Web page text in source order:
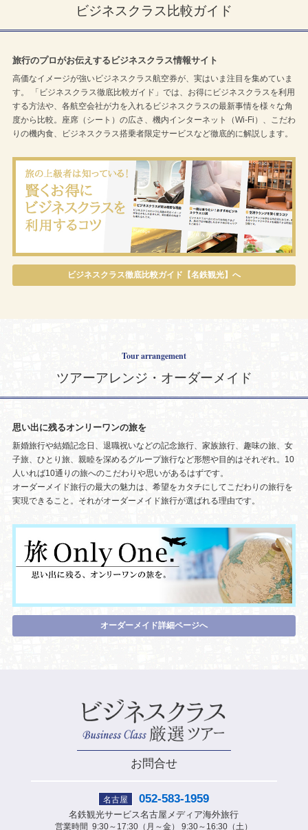
ビジネスクラス比較ガイド
旅行のプロがお伝えするビジネスクラス情報サイト
高価なイメージが強いビジネスクラス航空券が、実はいま注目を集めていま
す。 「ビジネスクラス徹底比較ガイド」では、お得にビジネスクラスを利用
する方法や、各航空会社が力を入れるビジネスクラスの最新事情を様々な角
度から比較。座席（シート）の広さ、機内インターネット（Wi-Fi）、こだわ
りの機内食、ビジネスクラス搭乗者限定サービスなど徹底的に解説します。
ビジネスクラス徹底比較ガイド【名鉄観光】へ
Tour arrangement
ツアーアレンジ・オーダーメイド
思い出に残るオンリーワンの旅を
新婚旅行や結婚記念日、退職祝いなどの記念旅行、家族旅行、趣味の旅、女
子旅、ひとり旅、親睦を深めるグループ旅行など形態や目的はそれぞれ。10
人いれば10通りの旅へのこだわりや思いがあるはずです。
オーダーメイド旅行の最大の魅力は、希望をカタチにしてこだわりの旅行を
実現できること。それがオーダーメイド旅行が選ばれる理由です。
オーダーメイド詳細ページへ
お問合せ
名古屋 052-583-1959
名鉄観光サービス名古屋メディア海外旅行
営業時間 9:30～17:30（月～金） 9:30～16:30（土）